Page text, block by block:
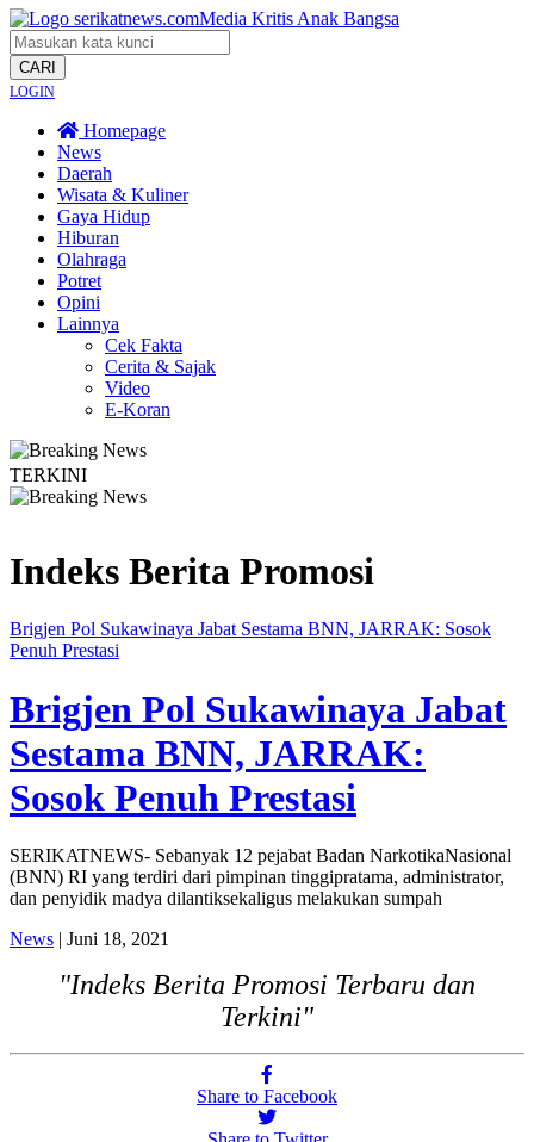
CARI
LOGIN
Homepage
News
Daerah
Wisata & Kuliner
Gaya Hidup
Hiburan
Olahraga
Potret
Opini
Lainnya
Cek Fakta
Cerita & Sajak
Video
E-Koran
TERKINI
Indeks Berita Promosi
Brigjen Pol Sukawinaya Jabat Sestama BNN, JARRAK: Sosok
Penuh Prestasi
Brigjen Pol Sukawinaya Jabat
Sestama BNN, JARRAK:
Sosok Penuh Prestasi
SERIKATNEWS- Sebanyak 12 pejabat Badan NarkotikaNasional
(BNN) RI yang terdiri dari pimpinan tinggipratama, administrator,
dan penyidik madya dilantiksekaligus melakukan sumpah
News | Juni 18, 2021
"Indeks Berita Promosi Terbaru dan
Terkini"
Share to Facebook